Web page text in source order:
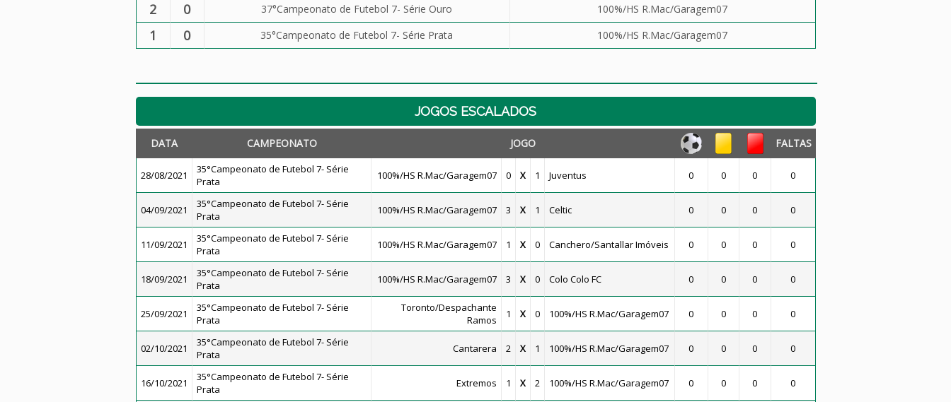
2 0 37°Campeonato de Futebol 7- Série Ouro 100%/HS R.Mac/Garagem07
1 0 35°Campeonato de Futebol 7- Série Prata 100%/HS R.Mac/Garagem07
JOGOS ESCALADOS
DATA CAMPEONATO JOGO FALTAS
28/08/2021
35°Campeonato de Futebol 7- Série
Prata
100%/HS R.Mac/Garagem07 0 X 1 Juventus 0 0 0 0
04/09/2021
35°Campeonato de Futebol 7- Série
Prata
100%/HS R.Mac/Garagem07 3 X 1 Celtic 0 0 0 0
11/09/2021
35°Campeonato de Futebol 7- Série
Prata
100%/HS R.Mac/Garagem07 1 X 0 Canchero/Santallar Imóveis 0 0 0 0
18/09/2021
35°Campeonato de Futebol 7- Série
Prata
100%/HS R.Mac/Garagem07 3 X 0 Colo Colo FC 0 0 0 0
25/09/2021
35°Campeonato de Futebol 7- Série
Prata
Toronto/Despachante
Ramos
1 X 0 100%/HS R.Mac/Garagem07 0 0 0 0
02/10/2021
35°Campeonato de Futebol 7- Série
Prata
Cantarera 2 X 1 100%/HS R.Mac/Garagem07 0 0 0 0
16/10/2021
35°Campeonato de Futebol 7- Série
Prata
Extremos 1 X 2 100%/HS R.Mac/Garagem07 0 0 0 0